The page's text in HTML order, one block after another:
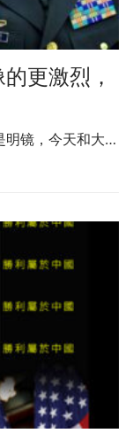
更激烈，
明镜，今天和大…